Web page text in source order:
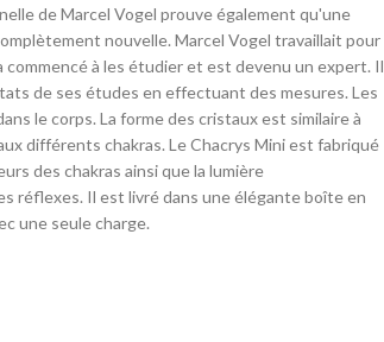
de Marcel Vogel prouve également qu'une
nouvelle. Marcel Vogel travaillait pour
à les étudier et est devenu un expert. Il
de ses études en effectuant des mesures. Les
le corps.La forme des cristaux est similaire à
différents chakras. Le Chacrys Mini est fabriqué
des chakras ainsi que la lumière
réflexes. Il est livré dans une élégante boîte en
une seule charge.